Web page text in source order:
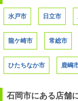
水戸市 日立市
龍ケ崎市 常総市
ひたちなか市 鹿嶋
石岡市にある店舗